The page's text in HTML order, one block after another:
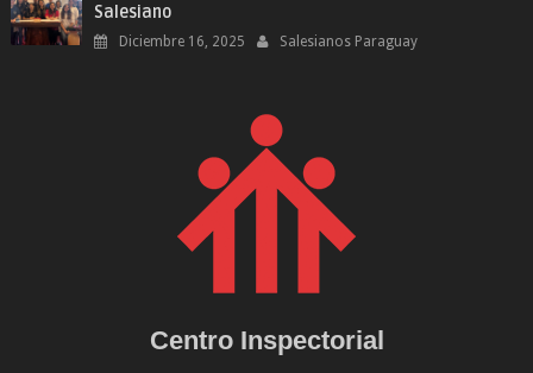
Salesiano
Diciembre 16, 2025 Salesianos Paraguay
Centro Inspectorial